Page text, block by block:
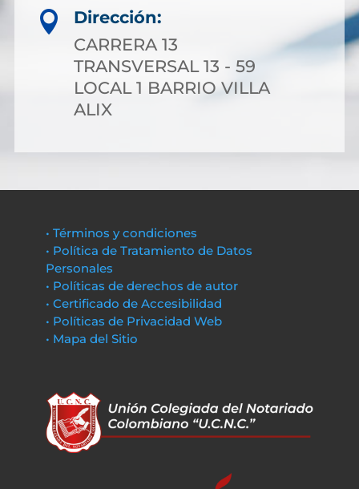

Dirección:
CARRERA 13
TRANSVERSAL 13 - 59
LOCAL 1 BARRIO VILLA
ALIX
• Términos y condiciones
• Política de Tratamiento de Datos
Personales
• Políticas de derechos de autor
• Certificado de Accesibilidad
• Políticas de Privacidad Web
• Mapa del Sitio